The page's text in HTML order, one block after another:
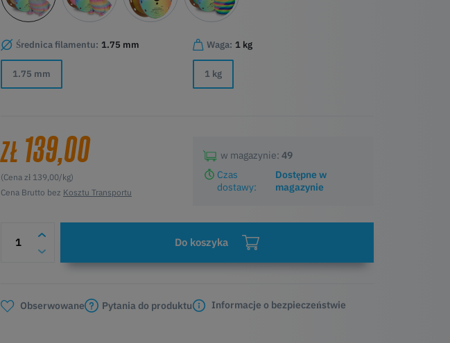
Średnica filamentu: 1.75 mm
1.75 mm
Waga: 1 kg
1 kg
ZŁ 139,00
(Cena zł 139,00/kg)
Cena Brutto bez Kosztu Transportu
w magazynie: 49
Czas
dostawy:
Dostępne w
magazynie
Do koszyka
Obserwowane Pytania do produktu Informacje o bezpieczeństwie